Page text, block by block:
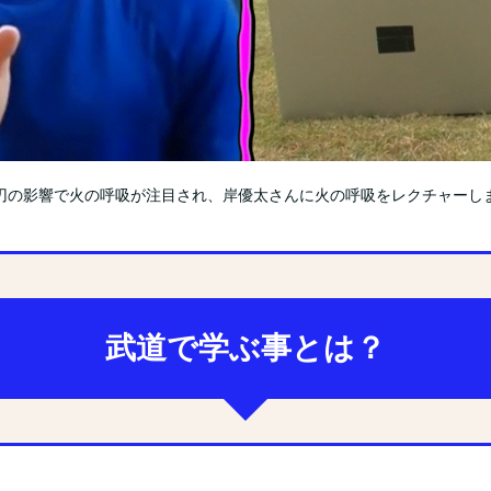
の影響で火の呼吸が注目され、岸優太さんに火の呼吸をレクチャーし
武道で学ぶ事とは？